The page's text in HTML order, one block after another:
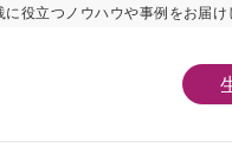
役立つノウハウや事例をお届け